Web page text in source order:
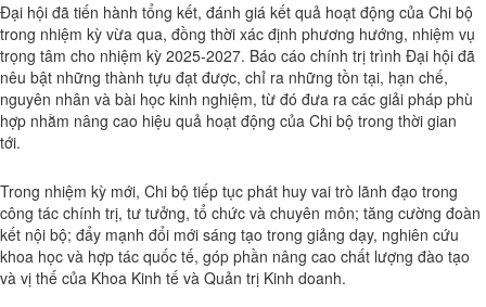
Đại hội đã tiến hành tổng kết, đánh giá kết quả hoạt động của Chi bộ
trong nhiệm kỳ vừa qua, đồng thời xác định phương hướng, nhiệm vụ
trọng tâm cho nhiệm kỳ 2025-2027. Báo cáo chính trị trình Đại hội đã
nêu bật những thành tựu đạt được, chỉ ra những tồn tại, hạn chế,
nguyên nhân và bài học kinh nghiệm, từ đó đưa ra các giải pháp phù
hợp nhằm nâng cao hiệu quả hoạt động của Chi bộ trong thời gian
tới.
Trong nhiệm kỳ mới, Chi bộ tiếp tục phát huy vai trò lãnh đạo trong
công tác chính trị, tư tưởng, tổ chức và chuyên môn; tăng cường đoàn
kết nội bộ; đẩy mạnh đổi mới sáng tạo trong giảng dạy, nghiên cứu
khoa học và hợp tác quốc tế, góp phần nâng cao chất lượng đào tạo
và vị thế của Khoa Kinh tế và Quản trị Kinh doanh.